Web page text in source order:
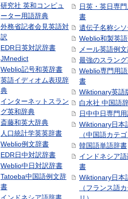
研究社 英和コンピュ
ーター用語辞典
外務省記者会見英語対
訳
EDR日英対訳辞書
JMnedict
Weblio記号和英辞書
英語イディオム表現辞
典
インターネットスラン
グ英和辞典
斎藤和英大辞典
人口統計学英英辞書
Weblio例文辞書
EDR日中対訳辞書
Weblio中日対訳辞書
Tatoeba中国語例文辞
書
日英・英日専
書
遺伝子名称シ
Weblio和製英
メール英語例
最強のスラン
Weblio専門用
書
Wiktionary英語
白水社 中国語
日中中日専門
Wiktionary日本
（中国語カテ
韓国語単語辞書
インドネシア
書
Wiktionary日本
（フランス語